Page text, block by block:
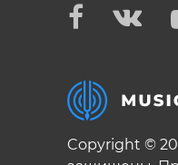
Copyright ©